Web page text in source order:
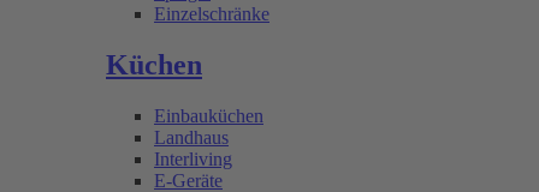
Einzelschränke
Küchen
Einbauküchen
Landhaus
Interliving
E-Geräte